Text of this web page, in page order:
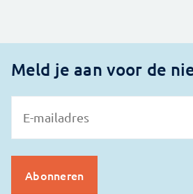
Meld je aan voor de